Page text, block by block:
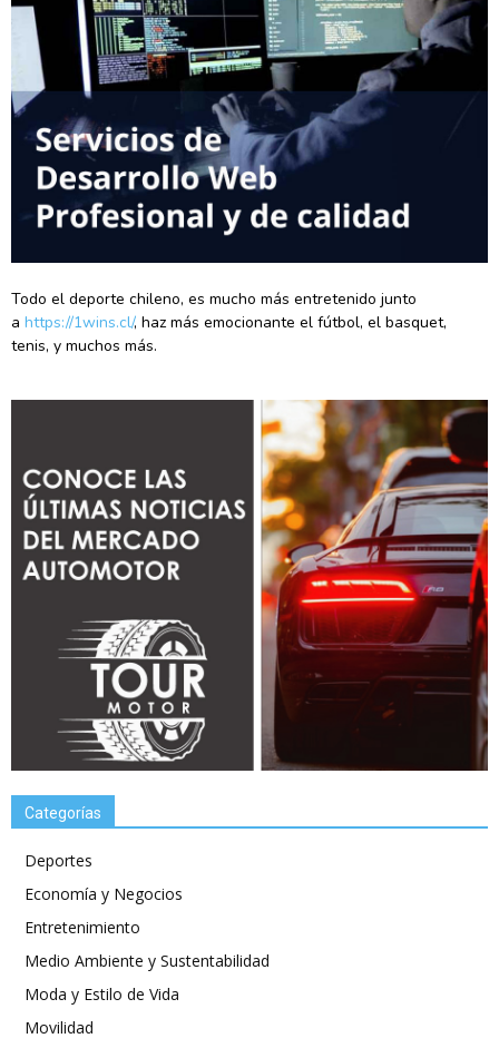
Todo el deporte chileno, es mucho más entretenido junto
a https://1wins.cl/, haz más emocionante el fútbol, el basquet,
tenis, y muchos más.
Categorías
Deportes
Economía y Negocios
Entretenimiento
Medio Ambiente y Sustentabilidad
Moda y Estilo de Vida
Movilidad